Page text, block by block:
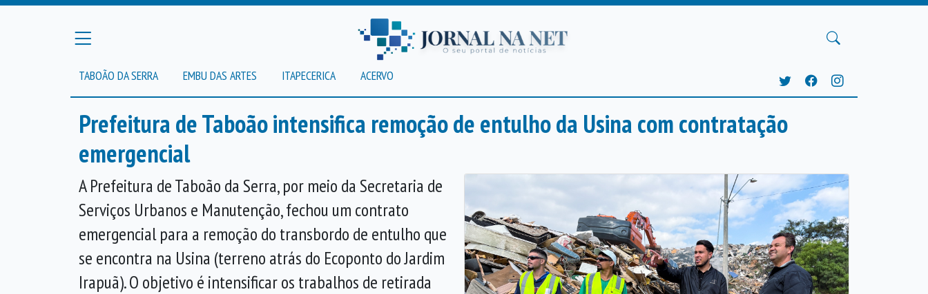
TABOÃO DA SERRA EMBU DAS ARTES ITAPECERICA ACERVO
Prefeitura de Taboão intensifica remoção de entulho da Usina com contratação
emergencial
A Prefeitura de Taboão da Serra, por meio da Secretaria de
Serviços Urbanos e Manutenção, fechou um contrato
emergencial para a remoção do transbordo de entulho que
se encontra na Usina (terreno atrás do Ecoponto do Jardim
Irapuã). O objetivo é intensificar os trabalhos de retirada